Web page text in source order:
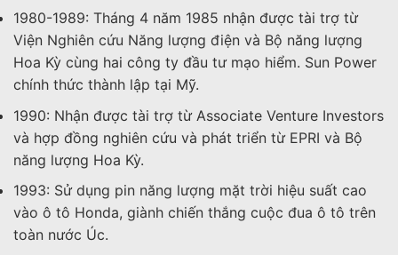
1980-1989: Tháng 4 năm 1985 nhận được tài trợ từ
Viện Nghiên cứu Năng lượng điện và Bộ năng lượng
Hoa Kỳ cùng hai công ty đầu tư mạo hiểm. Sun Power
chính thức thành lập tại Mỹ.
1990: Nhận được tài trợ từ Associate Venture Investors
và hợp đồng nghiên cứu và phát triển từ EPRI và Bộ
năng lượng Hoa Kỳ.
1993: Sử dụng pin năng lượng mặt trời hiệu suất cao
vào ô tô Honda, giành chiến thắng cuộc đua ô tô trên
toàn nước Úc.